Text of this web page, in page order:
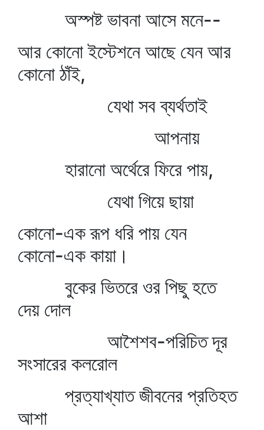
অস্পষ্ট ভাবনা আসে মনে--
আর কোনো ইস্টেশনে আছে যেন আর
কোনো ঠাঁই,
যেথা সব ব্যর্থতাই
আপনায়
হারানো অর্থেরে ফিরে পায়,
যেথা গিয়ে ছায়া
কোনো-এক রূপ ধরি পায় যেন
কোনো-এক কায়া।
বুকের ভিতরে ওর পিছু হতে
দেয় দোল
আশৈশব-পরিচিত দূর
সংসারের কলরোল
প্রত্যাখ্যাত জীবনের প্রতিহত
আশা